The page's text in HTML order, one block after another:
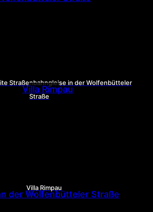
Straßenbahngleise in der Wolfenbütteler
Straße
Villa Rimpau